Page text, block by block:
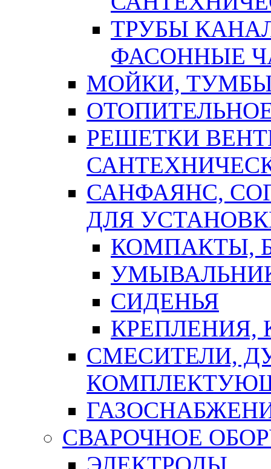
ТРУБЫ
ФАСОННЫЕ
МОЙКИ,
РЕШЕТКИ
САНФАЯНС,
ДЛЯ
КОМПАКТЫ,
СИДЕНЬЯ
СМЕСИТЕЛИ,
СВАРОЧНОЕ